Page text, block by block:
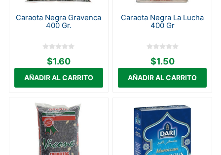
Caraota Negra Gravenca
400 Gr.
$1.60
Caraota Negra La Lucha
400 Gr
$1.50